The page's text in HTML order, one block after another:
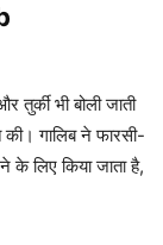
तुर्की भी बोली जाती
की। गालिब ने फारसी-
के लिए किया जाता है,